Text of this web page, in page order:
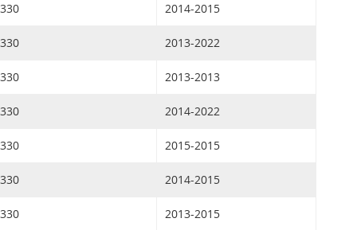
2014-2015
2013-2022
2013-2013
2014-2022
2015-2015
2014-2015
2013-2015